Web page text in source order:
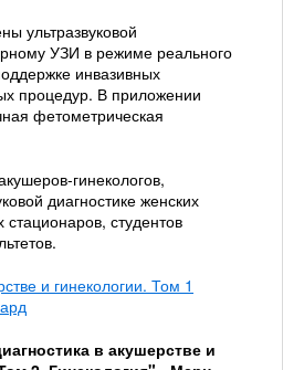
ультразвуковой
УЗИ в режиме реального
инвазивных
процедур. В приложении
фетометрическая
гинекологов,
диагностике женских
стационаров, студентов
и гинекологии. Том 1
в акушерстве и